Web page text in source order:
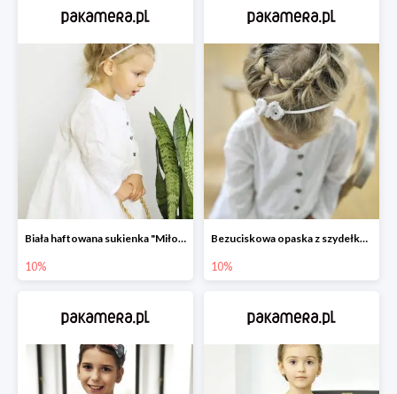
Biała haftowana sukienka "Miłość"
10%
Bezuciskowa opaska z szydełkowym motylkiem
10%